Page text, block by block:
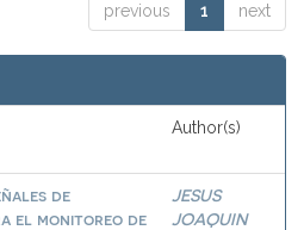
previous 1 next
Author(s)
de
el monitoreo de
JESUS
JOAQUIN